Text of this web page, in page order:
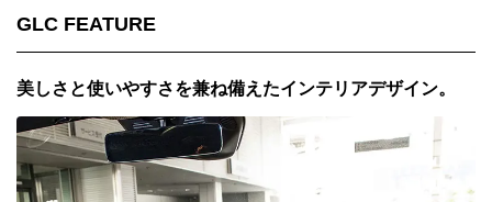
GLC FEATURE
美しさと使いやすさを兼ね備えたインテリアデザイン。